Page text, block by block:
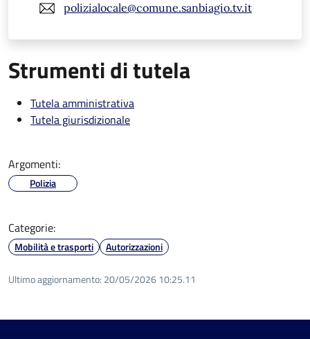
polizialocale@comune.sanbiagio.tv.it
Strumenti di tutela
Tutela amministrativa
Tutela giurisdizionale
Argomenti:
Polizia
Categorie:
Mobilità e trasporti Autorizzazioni
Ultimo aggiornamento: 20/05/2026 10:25.11